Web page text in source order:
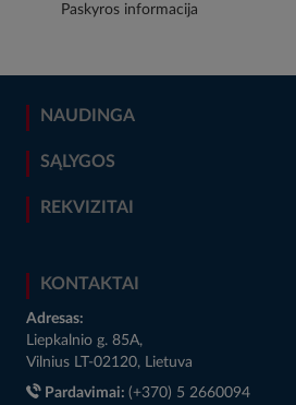
Paskyros informacija
NAUDINGA
SĄLYGOS
REKVIZITAI
KONTAKTAI
Adresas:
Liepkalnio g. 85A,
Vilnius LT-02120, Lietuva
Pardavimai: (+370) 5 2660094